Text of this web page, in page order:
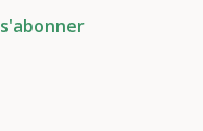
s'abonner